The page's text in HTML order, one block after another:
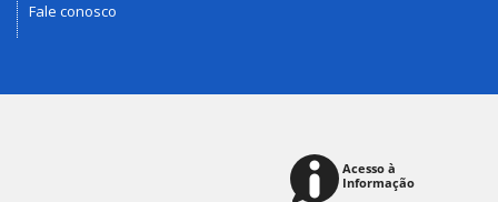
Fale conosco